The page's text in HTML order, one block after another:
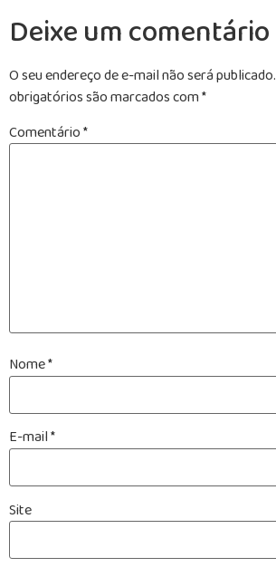
Deixe um comentário
O seu endereço de e-mail não será publicado.
obrigatórios são marcados com*
Comentário*
Nome*
E-mail*
Site